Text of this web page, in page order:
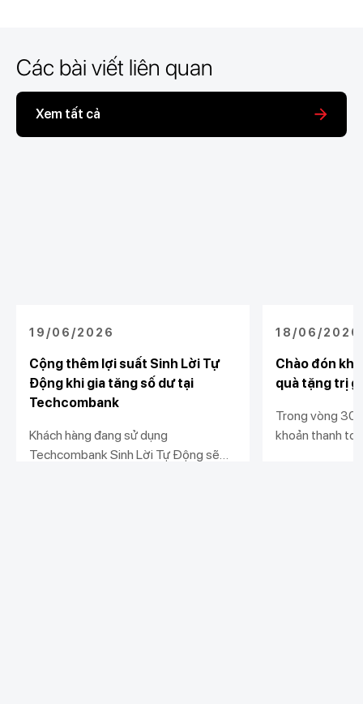
Các bài viết liên quan
Xem tất cả
19/06/2026
Cộng thêm lợi suất Sinh Lời Tự
Động khi gia tăng số dư tại
Techcombank
Khách hàng đang sử dụng
Techcombank Sinh Lời Tự Động sẽ
18/06/2026
Chào đón
quà tặng trị
Trong vòng 30
khoản thanh